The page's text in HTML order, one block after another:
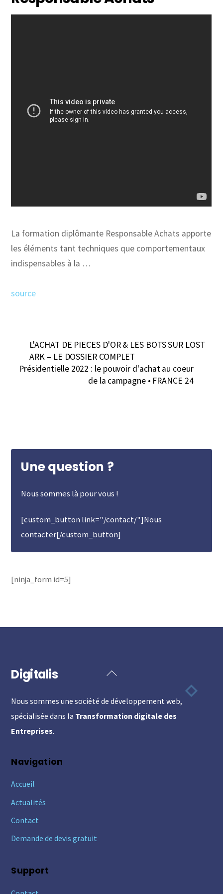
La formation diplômante Responsable Achats apporte
les éléments tant techniques que comportementaux
indispensables à la …
source
L'ACHAT DE PIECES D'OR & LES BOTS SUR LOST
ARK – LE DOSSIER COMPLET
Présidentielle 2022 : le pouvoir d'achat au coeur
de la campagne • FRANCE 24
Une question ?
Nous sommes là pour vous !
[custom_button link="/contact/"]Nous
contacter[/custom_button]
[ninja_form id=5]
Back
Top
Digitalis
Nous sommes une société de développement web,
spécialisée dans la Transformation digitale des
Entreprises.
Navigation
Accueil
Actualités
Contact
Demande de devis gratuit
Support